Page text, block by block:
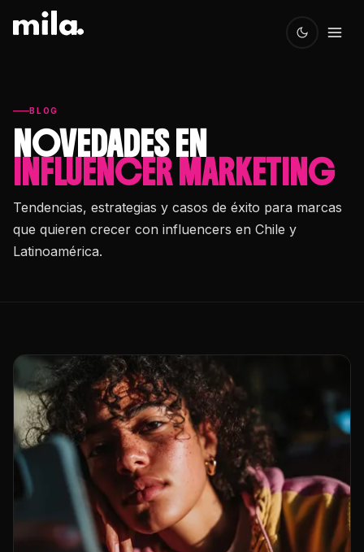
BLOG
NOVEDADES EN
INFLUENCER MARKETING
Tendencias, estrategias y casos de éxito para marcas
que quieren crecer con influencers en Chile y
Latinoamérica.